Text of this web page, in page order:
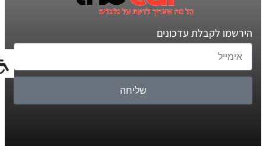
הירשמו לקבלת עדכונים
שליחה